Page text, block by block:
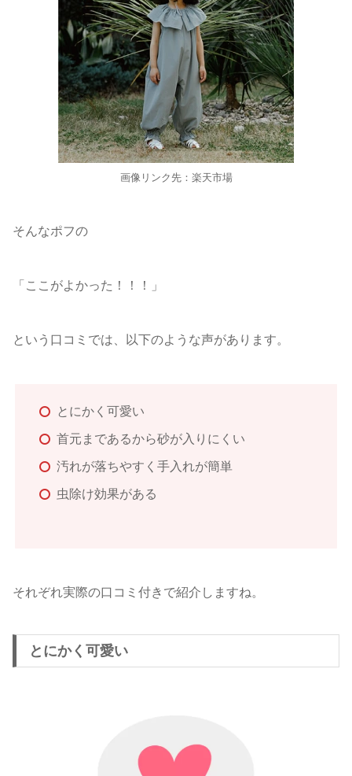
画像リンク先：楽天市場
そんなポフの
「ここがよかった！！！」
という口コミでは、以下のような声があります。
とにかく可愛い
首元まであるから砂が入りにくい
汚れが落ちやすく手入れが簡単
虫除け効果がある
それぞれ実際の口コミ付きで紹介しますね。
とにかく可愛い